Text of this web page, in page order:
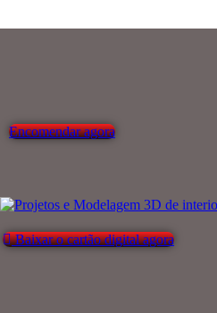
Encomendar agora
Baixar o cartão digital agora